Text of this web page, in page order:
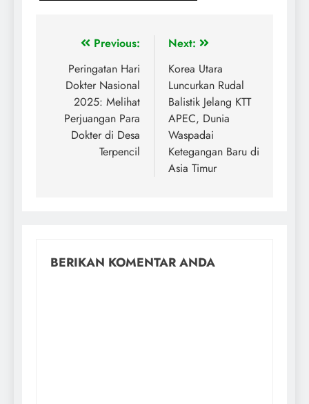
Previous:
Peringatan Hari
Dokter Nasional
2025: Melihat
Perjuangan Para
Dokter di Desa
Terpencil
Next:
Korea Utara
Luncurkan Rudal
Balistik Jelang KTT
APEC, Dunia
Waspadai
Ketegangan Baru di
Asia Timur
BERIKAN KOMENTAR ANDA